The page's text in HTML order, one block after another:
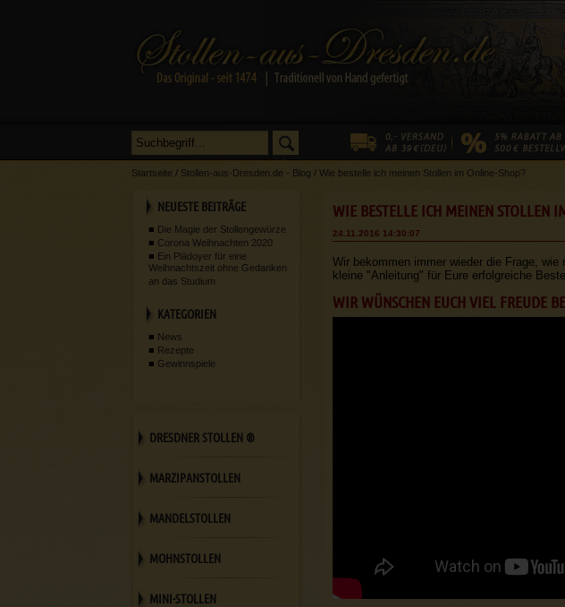
Startseite / Stollen-aus-Dresden.de - Blog / Wie bestelle ich meinen Stollen im Online-Shop?
WIE BESTELLE ICH MEINEN STOLLEN
24.11.2016 14:30:07
Wir bekommen immer wieder die Frage, wie
kleine "Anleitung" für Eure erfolgreiche
WIR WÜNSCHEN EUCH VIEL FREUDE
NEUESTE BEITRÄGE
Die Magie der Stollengewürze
Corona Weihnachten 2020
Ein Plädoyer für eine
Weihnachtszeit ohne Gedanken
an das Studium
KATEGORIEN
News
Rezepte
Gewinnspiele
DRESDNER STOLLEN ®
MARZIPANSTOLLEN
MANDELSTOLLEN
MOHNSTOLLEN
MINI-STOLLEN